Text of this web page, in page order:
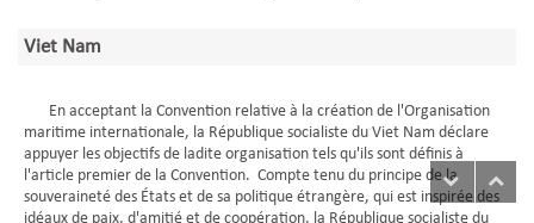
Viet Nam
En acceptant la Convention relative à la création de l'Organisation
maritime internationale, la République socialiste du Viet Nam déclare
appuyer les objectifs de ladite organisation tels qu'ils sont définis à
l'article premier de la Convention. Compte tenu du principe de la
souveraineté des États et de sa politique étrangère, qui est inspirée des
idéaux de paix, d'amitié et de coopération, la République socialiste du